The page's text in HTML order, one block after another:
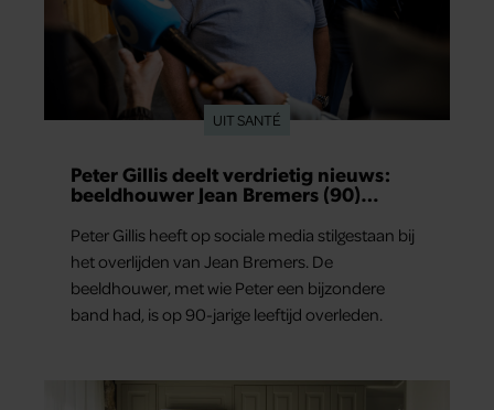
UIT SANTÉ
Peter Gillis deelt verdrietig nieuws:
beeldhouwer Jean Bremers (90)
Peter Gillis heeft op sociale media stilgestaan bij
het overlijden van Jean Bremers. De
beeldhouwer, met wie Peter een bijzondere
band had, is op 90-jarige leeftijd overleden.